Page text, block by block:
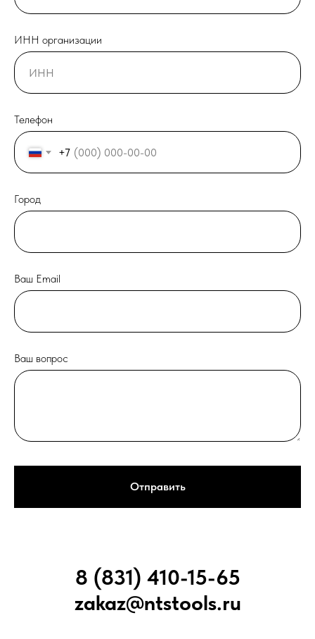
ИНН организации
Телефон
+7
Город
Ваш Email
Ваш вопрос
Отправить
8 (831) 410-15-65
zakaz@ntstools.ru